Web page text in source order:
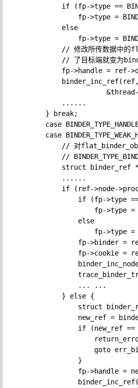
if (fp->type ==
fp->type =
            else
fp->type =
// 修改所传数据中的
// 了目标端就变为
fp->handle = ref-
            ......
        } break;
case
case
// 对
//
struct binder_ref
            ......
if (ref->node-
if (fp->type
fp->type =
                else
fp->type
fp->binder =
fp->cookie =
                ... ...
            } else {
struct
new_ref =
if (new_ref ==
goto
                }
fp->handle =